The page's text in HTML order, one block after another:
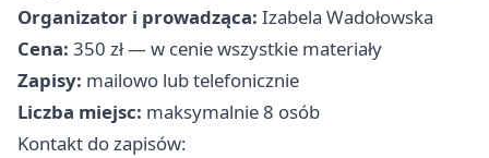
Organizator i prowadząca: Izabela Wadołowska
Cena: 350 zł — w cenie wszystkie materiały
Zapisy: mailowo lub telefonicznie
Liczba miejsc: maksymalnie 8 osób
Kontakt do zapisów: